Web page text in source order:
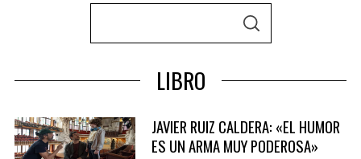
r
h
f
S
H
LIBRO
JAVIER RUIZ CALDERA: «EL HUMOR
ES UN ARMA MUY PODEROSA»